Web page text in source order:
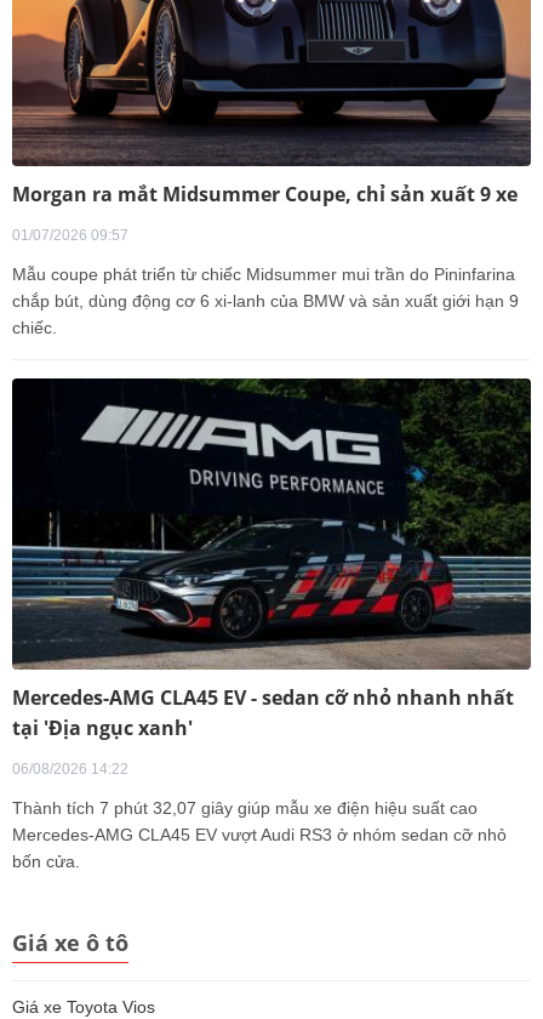
Morgan ra mắt Midsummer Coupe, chỉ sản xuất 9 xe
01/07/2026 09:57
Mẫu coupe phát triển từ chiếc Midsummer mui trần do Pininfarina
chắp bút, dùng động cơ 6 xi-lanh của BMW và sản xuất giới hạn 9
chiếc.
Mercedes-AMG CLA45 EV - sedan cỡ nhỏ nhanh nhất
tại 'Địa ngục xanh'
06/08/2026 14:22
Thành tích 7 phút 32,07 giây giúp mẫu xe điện hiệu suất cao
Mercedes-AMG CLA45 EV vượt Audi RS3 ở nhóm sedan cỡ nhỏ
bốn cửa.
Giá xe ô tô
Giá xe Toyota Vios